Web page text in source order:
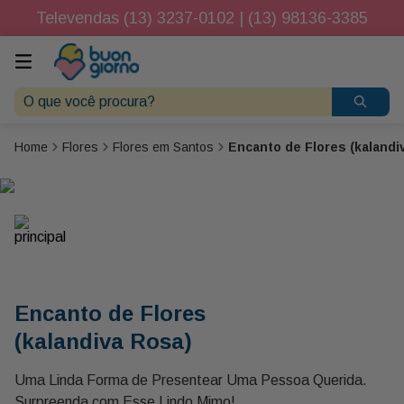
Televendas (13) 3237-0102 | (13) 98136-3385
O que você procura?
Flores Flores em Santos Encanto de Flores
Encanto de Flores
(kalandiva Rosa)
Uma Linda Forma de Presentear Uma Pessoa Querida.